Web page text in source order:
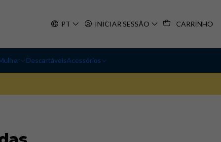
PT INICIAR SESSÃO CARRINHO
DescartáveisAcessórios